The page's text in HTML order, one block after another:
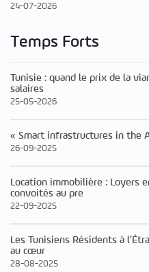
24-07-2026
Temps Forts
Tunisie : quand le prix de la
salaires
25-05-2026
« Smart infrastructures in the
26-09-2025
Location immobilière : Loyers
convoités au pre
22-09-2025
Les Tunisiens Résidents à
au cœur
28-08-2025